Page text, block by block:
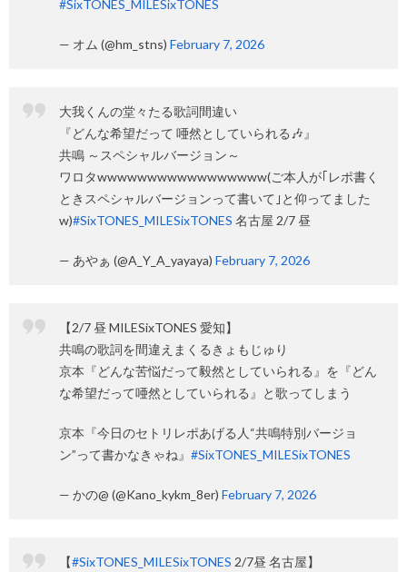
#SixTONES_MILESixTONES
— オム (@hm_stns) February 7, 2026
大我くんの堂々たる歌詞間違い
『どんな希望だって 唖然としていられる🎶』
共鳴 ～スペシャルバージョン～
ワロタwwwwwwwwwwwwwwwww(ご本人が｢レポ書く
ときスペシャルバージョンって書いて｣と仰ってました
w)#SixTONES_MILESixTONES 名古屋 2/7 昼
— あやぁ (@A_Y_A_yayaya) February 7, 2026
【2/7 昼 MILESixTONES 愛知】
共鳴の歌詞を間違えまくるきょもじゅり
京本『どんな苦悩だって毅然としていられる』を『どん
な希望だって唖然としていられる』と歌ってしまう
京本『今日のセトリレポあげる人“共鳴特別バージョ
ン”って書かなきゃね』 #SixTONES_MILESixTONES
— かの@ (@Kano_kykm_8er) February 7, 2026
【#SixTONES_MILESixTONES 2/7昼 名古屋】